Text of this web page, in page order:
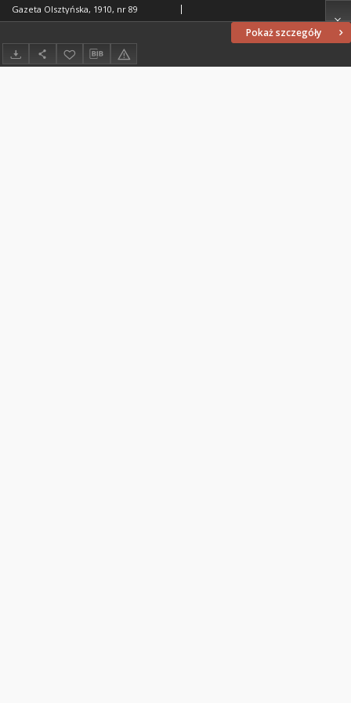
Pokaż szczegóły
Gazeta Olsztyńska, 1910, nr 89